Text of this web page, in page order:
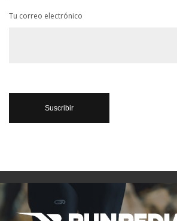
Tu correo electrónico